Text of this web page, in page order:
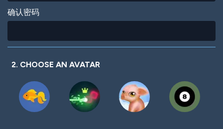
确认密码
2. CHOOSE AN AVATAR